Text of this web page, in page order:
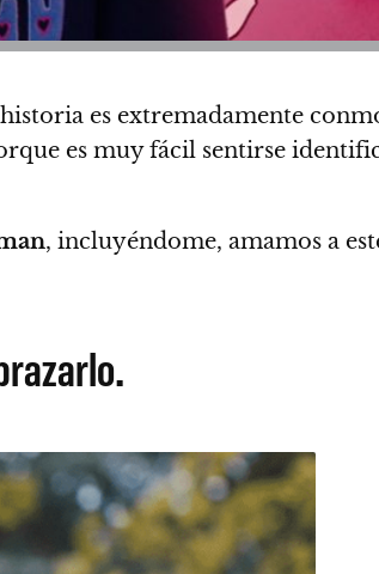
es extremadamente
es muy fácil sentirse
, incluyéndome, amamos a